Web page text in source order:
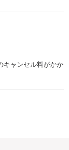
キャンセル料がかか